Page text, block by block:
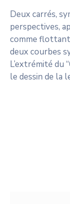
Deux carrés,
perspectives,
comme flottant
deux courbes
L’extrémité du
le dessin de la